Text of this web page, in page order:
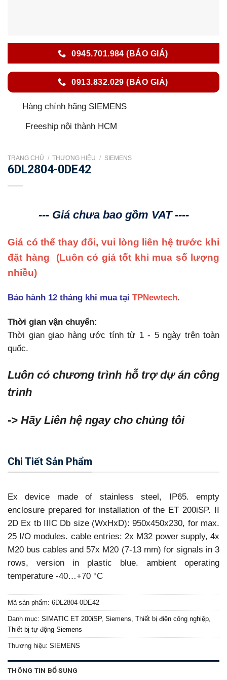
0945.701.984 (BÁO GIÁ)
0913.832.029 (BÁO GIÁ)
Hàng chính hãng SIEMENS
Freeship nội thành HCM
TRANG CHỦ / THƯƠNG HIỆU / SIEMENS
6DL2804-0DE42
--- Giá chưa bao gồm VAT ----
Giá có thể thay đổi, vui lòng liên hệ trước khi
đặt hàng (Luôn có giá tốt khi mua số lượng
nhiều)
Bảo hành 12 tháng khi mua tại TPNewtech.
Thời gian vận chuyển:
Thời gian giao hàng ước tính từ 1 - 5 ngày trên toàn
quốc.
Luôn có chương trình hỗ trợ dự án công
trình
-> Hãy Liên hệ ngay cho chúng tôi
Chi Tiết Sản Phẩm
Ex device made of stainless steel, IP65. empty
enclosure prepared for installation of the ET 200iSP. II
2D Ex tb IIIC Db size (WxHxD): 950x450x230, for max.
25 I/O modules. cable entries: 2x M32 power supply, 4x
M20 bus cables and 57x M20 (7-13 mm) for signals in 3
rows, version in plastic blue. ambient operating
temperature -40…+70 °C
Mã sản phẩm: 6DL2804-0DE42
Danh mục: SIMATIC ET 200iSP, Siemens Thiết bị điện công nghiệp
Thiết bị tự động Siemens
Thương hiệu: SIEMENS
THÔNG TIN BỔ SUNG